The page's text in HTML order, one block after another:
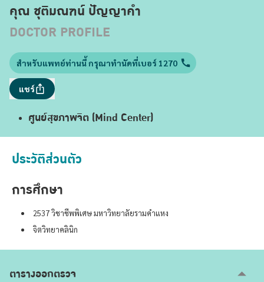
คุณ ชุติมณฑน์ ปัญญาคำ
DOCTOR PROFILE
สำหรับแพทย์ท่านนี้ กรุณาทำนัดที่เบอร์ 1270
แชร์
ศูนย์สุขภาพจิต (Mind Center)
ประวัติส่วนตัว
การศึกษา
2537 วิชาชีพพิเศษ มหาวิทยาลัยรามคำแหง
จิตวิทยาคลินิก
ตารางออกตรวจ